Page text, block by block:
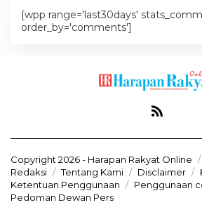
[wpp range='last30days'
order_by='comments']
Copyright 2026 - Harapan Rakyat Online
Redaksi
Tentang Kami Disclaimer
Ketentuan Penggunaan
Penggunaan
Pedoman Dewan Pers